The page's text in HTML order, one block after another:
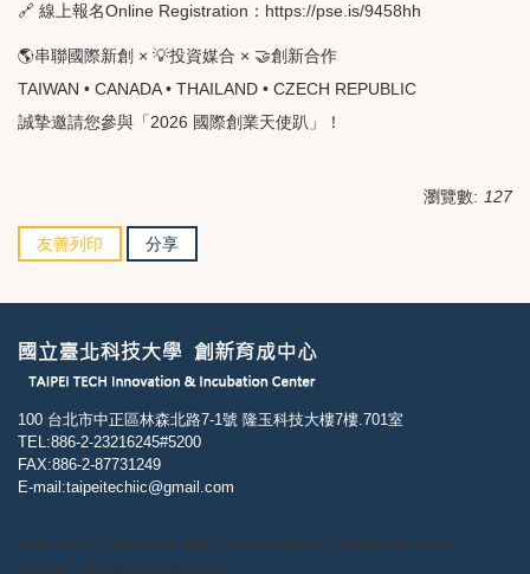
🔗 線上報名Online Registration：https://pse.is/9458hh
🌎串聯國際新創 × 💡投資媒合 × 🤝創新合作
TAIWAN • CANADA • THAILAND • CZECH REPUBLIC
誠摯邀請您參與「2026 國際創業天使趴」！
瀏覽數: 127
友善列印 分享
100 台北市中正區林森北路7-1號 隆玉科技大樓7樓.701室
TEL:886-2-23216245#5200
FAX:886-2-87731249
E-mail:taipeitechiic@gmail.com
Copyright © National Taipei University of Technology, Taipei,
Taiwan. All Rights Reserved.